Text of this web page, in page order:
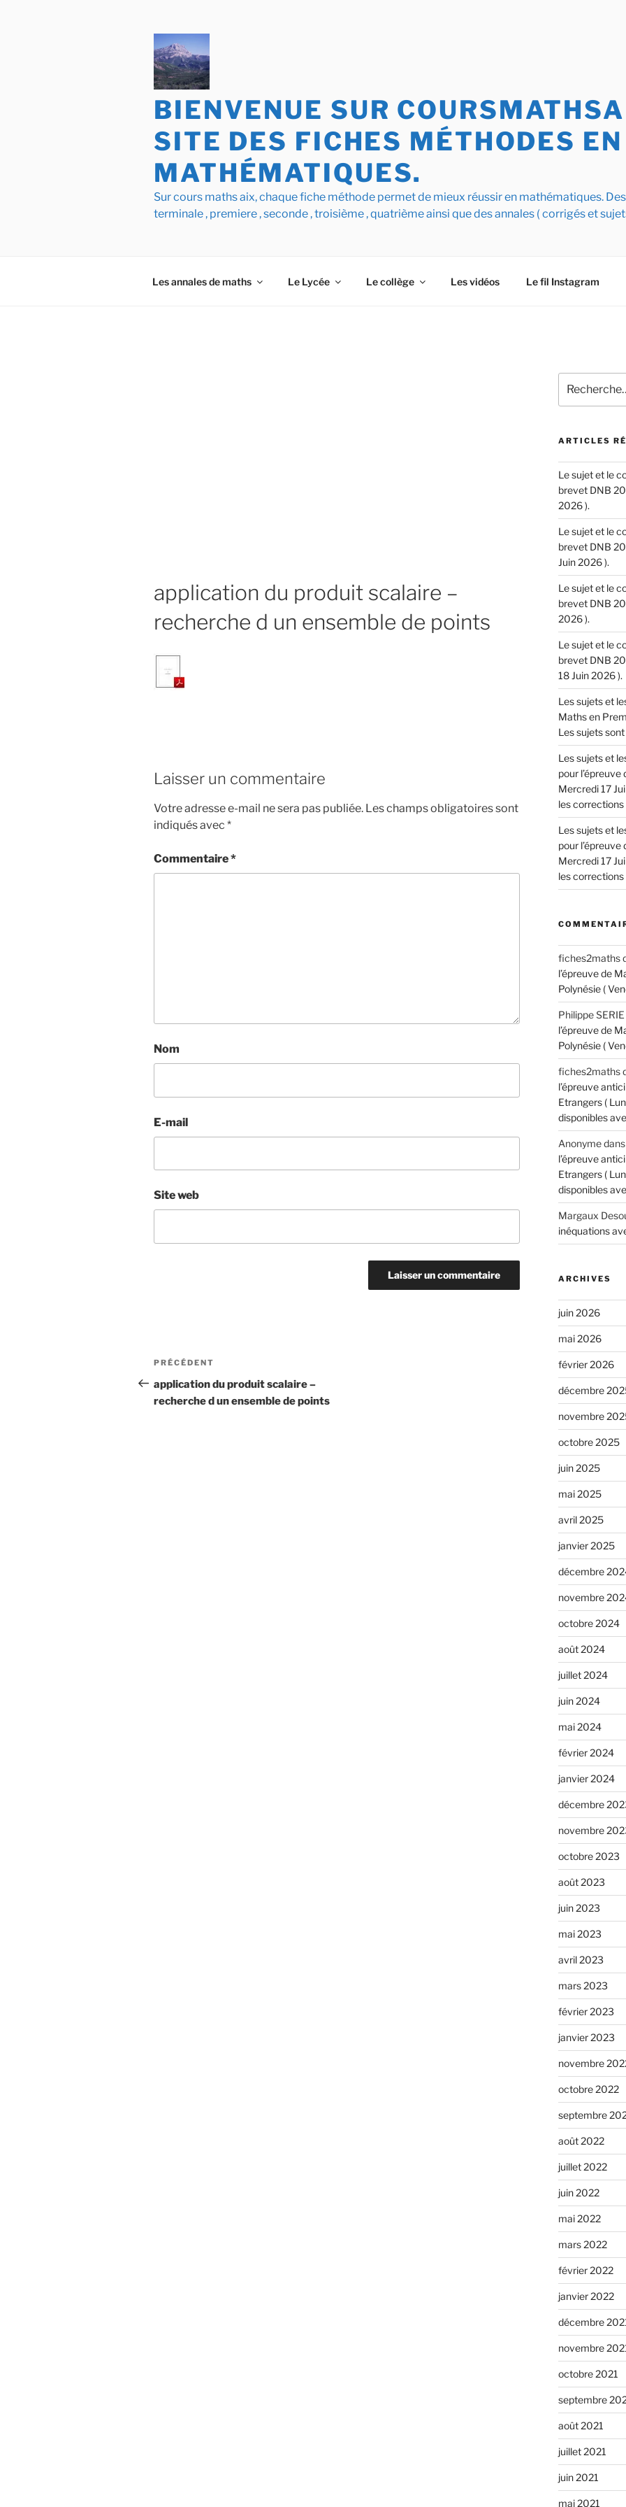
BIENVENUE SUR
SITE DES FICHES MÉTHODES EN
MATHÉMATIQUES.
Sur cours maths aix, chaque fiche méthode permet de mieux réussir en mathématiques.
terminale , premiere , seconde , troisième , quatrième ainsi que des annales ( corrigés et
Les annales de maths Le Lycée Le collège Les vidéos Le fil Instagram
application du produit scalaire –
recherche d un ensemble de points
Laisser un commentaire
Votre adresse e-mail ne sera pas publiée. Les champs obligatoires sont
indiqués avec *
Commentaire*
Nom
E-mail
Site web
Navigation
de
l’article
Article
précédent
PRÉCÉDENT
application du produit scalaire –
recherche d un ensemble de points
pour
:
ARTICLES
Le sujet et le
brevet DNB
2026 ).
Le sujet et le
brevet DNB
Juin 2026 ).
Le sujet et le
brevet DNB
2026 ).
Le sujet et le
brevet DNB
18 Juin 2026 ).
Les sujets et
Maths en
Les sujets
Les sujets et
pour l’épreuve
Mercredi 17
les corrections
Les sujets et
pour
Mercredi 17
les corrections
fiches2maths
l’épreuve de
Polynésie (
Philippe SERIE
l’épreuve de
Polynésie (
fiches2maths
l’épreuve
Etrangers (
disponibles
Anonyme
l’épreuve
Etrangers (
disponibles
Margaux
inéquations
ARCHIVES
juin 2026
mai 2026
février 2026
décembre
novembre
octobre 2025
juin 2025
mai 2025
avril 2025
janvier 2025
décembre
novembre
octobre 2024
août 2024
juillet 2024
juin 2024
mai 2024
février 2024
janvier 2024
décembre
novembre
octobre 2023
août 2023
juin 2023
mai 2023
avril 2023
mars 2023
février 2023
janvier 2023
novembre
octobre 2022
septembre
août 2022
juillet 2022
juin 2022
mai 2022
mars 2022
février 2022
janvier 2022
décembre
novembre
octobre 2021
septembre
août 2021
juillet 2021
juin 2021
mai 2021